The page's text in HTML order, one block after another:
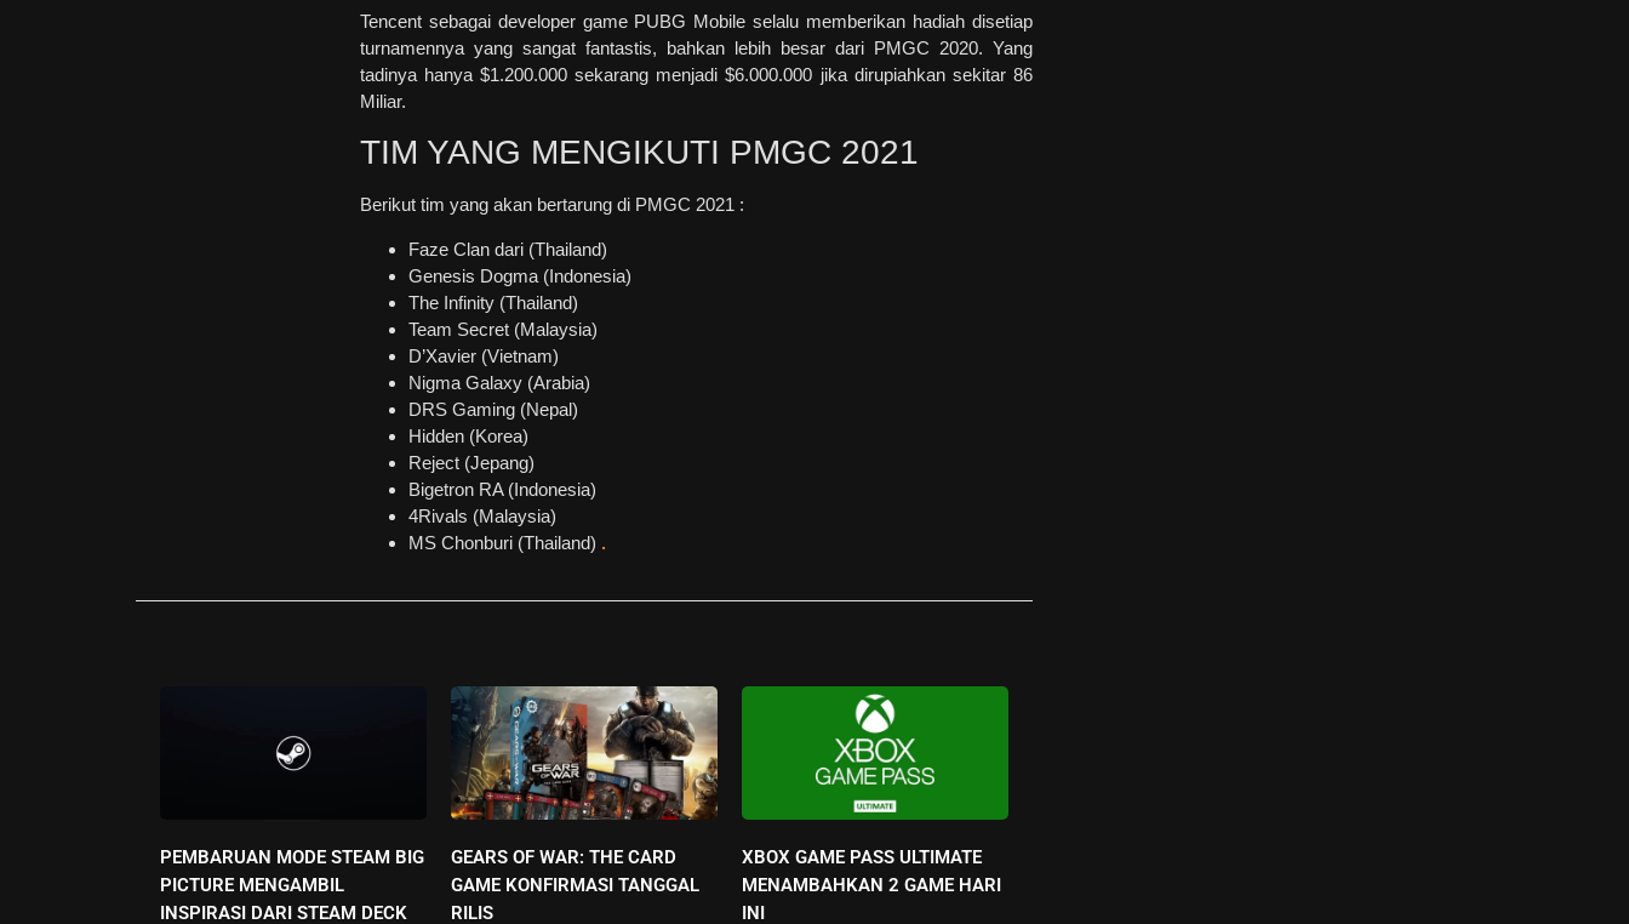
Tencent sebagai developer game PUBG Mobile selalu memberikan hadiah disetiap
turnamennya yang sangat fantastis, bahkan lebih besar dari PMGC 2020. Yang
tadinya hanya $1.200.000 sekarang menjadi $6.000.000 jika dirupiahkan sekitar 86
Miliar.
TIM YANG MENGIKUTI PMGC 2021
Berikut tim yang akan bertarung di PMGC 2021 :
Faze Clan dari (Thailand)
Genesis Dogma (Indonesia)
The Infinity (Thailand)
Team Secret (Malaysia)
D’Xavier (Vietnam)
Nigma Galaxy (Arabia)
DRS Gaming (Nepal)
Hidden (Korea)
Reject (Jepang)
Bigetron RA (Indonesia)
4Rivals (Malaysia)
MS Chonburi (Thailand) .
PEMBARUAN MODE STEAM BIG
PICTURE MENGAMBIL
INSPIRASI DARI STEAM DECK
GEARS OF WAR: THE CARD
GAME KONFIRMASI TANGGAL
RILIS
XBOX GAME PASS ULTIMATE
MENAMBAHKAN 2 GAME HARI
INI